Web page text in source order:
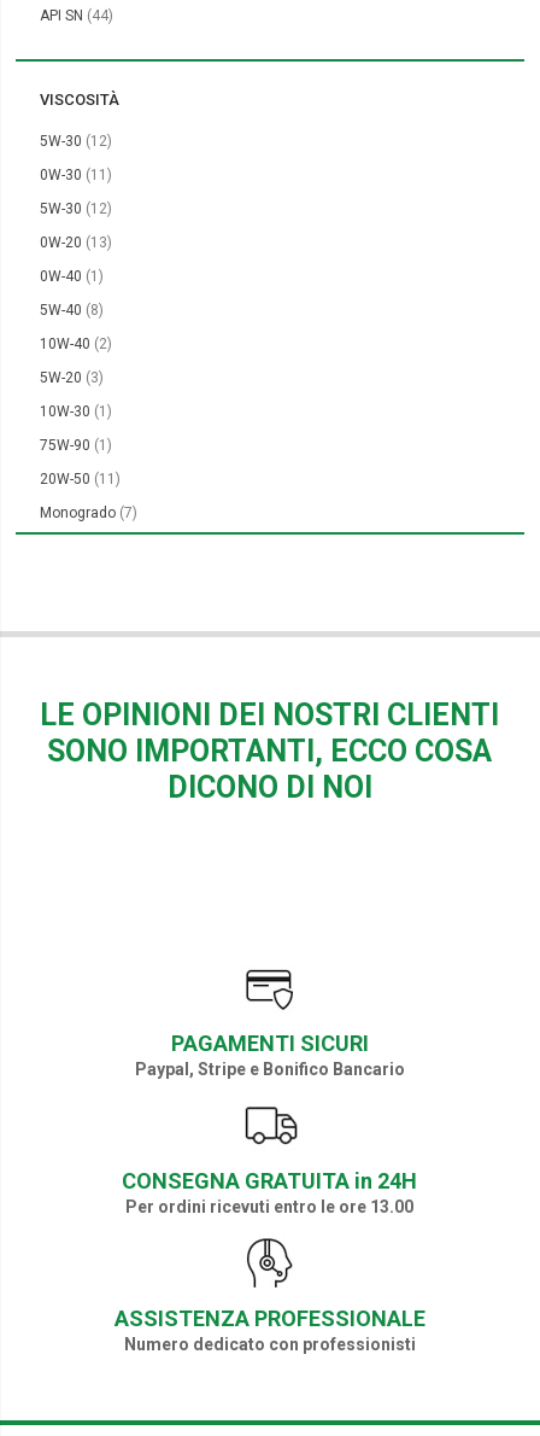
API SN 44elementi
VISCOSITÀ
5W-30 12elementi
0W-30 11elementi
5W-30 12elementi
0W-20 13elementi
0W-40 1elemento
5W-40 8elementi
10W-40 2elementi
5W-20 3elementi
10W-30 1elemento
75W-90 1elemento
20W-50 11elementi
Monogrado 7elementi
LE OPINIONI DEI NOSTRI CLIENTI
SONO IMPORTANTI, ECCO COSA
DICONO DI NOI
PAGAMENTI SICURI
Paypal, Stripe e Bonifico Bancario
CONSEGNA GRATUITA in 24H
Per ordini ricevuti entro le ore 13.00
ASSISTENZA PROFESSIONALE
Numero dedicato con professionisti